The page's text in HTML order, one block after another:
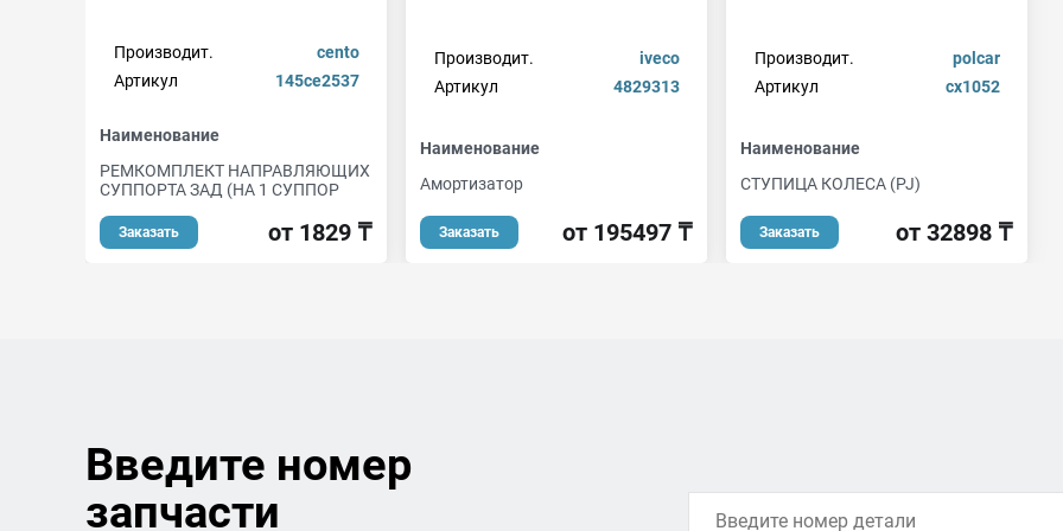
Производит.
cento
Артикул
145ce2537
Наименование
РЕМКОМПЛЕКТ НАПРАВЛЯЮЩИХ
СУППОРТА ЗАД (НА 1 СУППОР
Заказать от 1829 ₸
Производит.
iveco
Артикул
4829313
Наименование
Амортизатор
Заказать от 195497 ₸
Производит.
polcar
Артикул
cx1052
Наименование
СТУПИЦА КОЛЕСА (PJ)
Заказать от 32898 ₸
Введите номер
запчасти